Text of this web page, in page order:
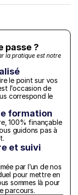
passe ?
la pratique est notre
le point sur vos
l’occasion de
correspond le
formation
100% finançable
guidons pas à
et suivi
par l’un de nos
pour mettre en
sommes là pour
parcours.